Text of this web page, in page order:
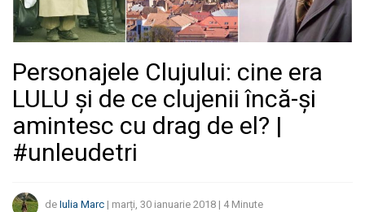
Personajele Clujului: cine era
LULU și de ce clujenii încă-și
amintesc cu drag de el? |
#unleudetri
de Iulia Marc | marți, 30 ianuarie 2018 | 4 Minute